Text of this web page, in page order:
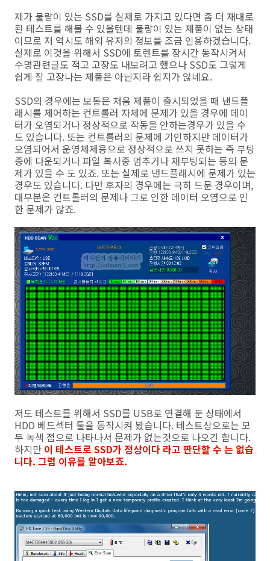
제가 불량이 있는 SSD를 실제로 가지고 있다면 좀 더 재대로
된 테스트를 해볼 수 있을텐데 불량이 있는 제품이 없는 상태
이므로 저 역시도 해외 유저의 정보를 조금 인용하겠습니다.
실제로 이것을 위해서 SSD에 토렌트를 장시간 동작시켜서
수명관련글도 적고 고장도 내보려고 했으나 SSD도 그렇게
쉽게 잘 고장나는 제품은 아닌지라 쉽지가 않네요.
SSD의 경우에는 보통은 처음 제품이 출시되었을 때 낸드플
래시를 제어하는 컨트롤러 자체에 문제가 있을 경우에 데이
터가 오염되거나 정상적으로 작동을 안하는경우가 있을 수
도 있습니다. 또는 컨트롤러의 문제에 기인하지만 데이터가
오염되어서 운영체제용으로 정상적으로 쓰지 못하는 즉 부팅
중에 다운되거나 파일 복사중 멈추거나 재부팅되는 등의 문
제가 있을 수 도 있죠. 또는 실제로 낸드플래시에 문제가 있는
경우도 있습니다. 다만 후자의 경우에는 극히 드문 경우이며,
대부분은 컨트롤러의 문제나 그로 인한 데이터 오염으로 인
한 문제가 많죠.
저도 테스트를 위해서 SSD를 USB로 연결해 둔 상태에서
HDD 베드섹터 툴을 동작시켜 봤습니다. 테스트상으로는 모
두 녹색 점으로 나타나서 문제가 없는것으로 나오긴 합니다.
하지만 이 테스트로 SSD가 정상이다 라고 판단할 수 는 없습
니다. 그럼 이유를 알아보죠.